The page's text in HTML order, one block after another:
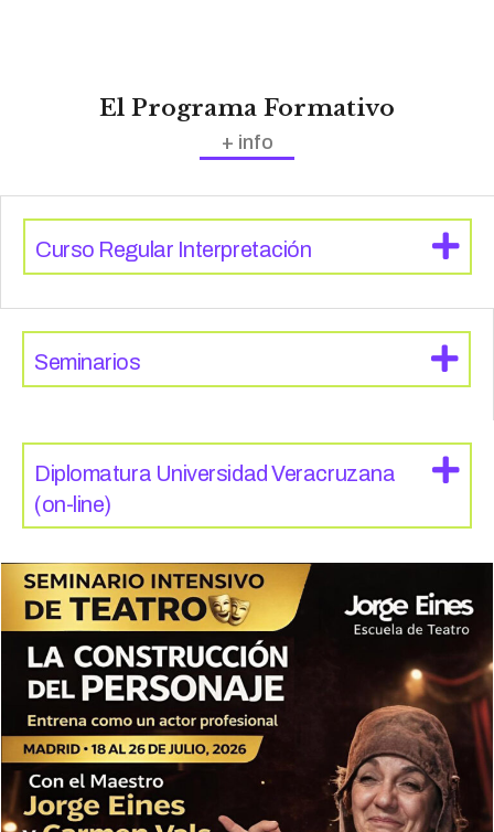
El Programa Formativo
+ info
Curso Regular Interpretación
Seminarios
Diplomatura Universidad Veracruzana
(on-line)